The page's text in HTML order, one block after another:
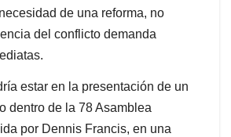
de una reforma, no
del conflicto demanda
estar en la presentación de un
dentro de la 78 Asamblea
por Dennis Francis, en una